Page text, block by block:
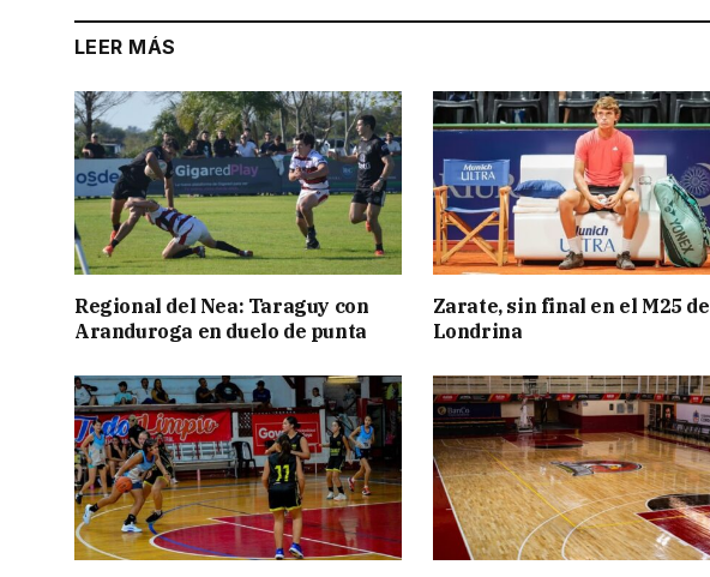
LEER MÁS
Regional del Nea: Taraguy con
Aranduroga en duelo de punta
Zarate, sin final en el M25 de
Londrina